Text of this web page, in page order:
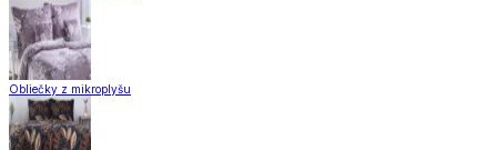
Obliečky z mikroplyšu